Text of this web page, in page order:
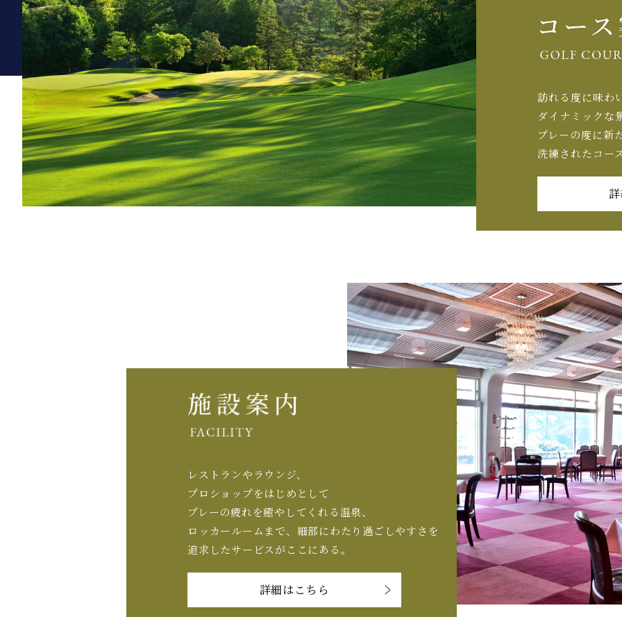
訪れる度に味わ
ダイナミックな
プレーの度に新
洗練されたコー
レストランやラウンジ、
プロショップをはじめとして
プレーの疲れを癒やしてくれる温泉、
ロッカールームまで、細部にわたり過ごしやすさを
追求したサービスがここにある。
詳細はこちら